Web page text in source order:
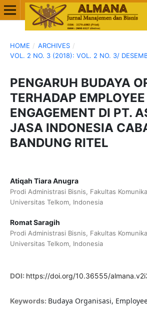
HOME / ARCHIVES /
VOL. 2 NO. 3 (2018): VOL. 2 NO. 3/
PENGARUH BUDAYA
TERHADAP EMPLOYEE
ENGAGEMENT DI PT.
JASA INDONESIA
BANDUNG RITEL
Atiqah Tiara Anugra
Prodi Administrasi Bisnis, Fakultas
Universitas Telkom, Indonesia
Romat Saragih
Prodi Administrasi Bisnis, Fakultas
Universitas Telkom, Indonesia
DOI: https://doi.org/10.36555/
Keywords: Budaya Organisasi,